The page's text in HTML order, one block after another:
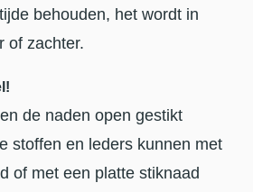
behouden, het wordt in
of zachter.
de naden open gestikt
stoffen en leders kunnen met
of met een platte stiknaad